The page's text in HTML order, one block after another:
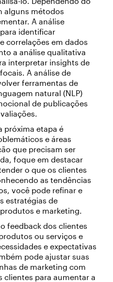
alguns métodos
A análise
identificar
correlações em dados
a análise qualitativa
interpretar insights de
A análise de
ferramentas de
natural (NLP)
de publicações
próxima etapa é
e áreas
que precisam ser
foque em destacar
o que os clientes
as tendências
você pode refinar e
estratégias de
e marketing.
feedback dos clientes
ou serviços e
e expectativas
pode ajustar suas
de marketing com
clientes para aumentar a